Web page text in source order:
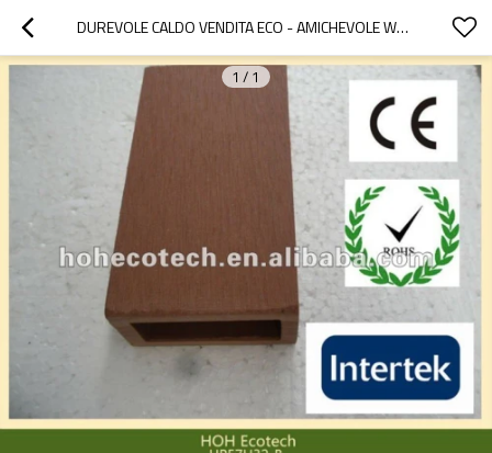
DUREVOLE CALDO VENDITA ECO - AMICHEVOLE WPC RECINZIONE POST ( ACQUA PROVA, UV RESISTENZA, RESISTENZA ROT E CRACK )
1 / 1